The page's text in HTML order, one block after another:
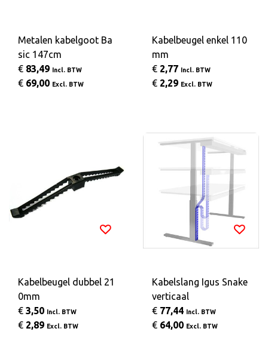
Metalen kabelgoot Ba
sic 147cm
€ 83,49 Incl. BTW
€ 69,00 Excl. BTW
Kabelbeugel enkel 110
mm
€ 2,77 Incl. BTW
€ 2,29 Excl. BTW
Kabelbeugel dubbel 21
0mm
€ 3,50 Incl. BTW
€ 2,89 Excl. BTW
Kabelslang Igus Snake
verticaal
€ 77,44 Incl. BTW
€ 64,00 Excl. BTW